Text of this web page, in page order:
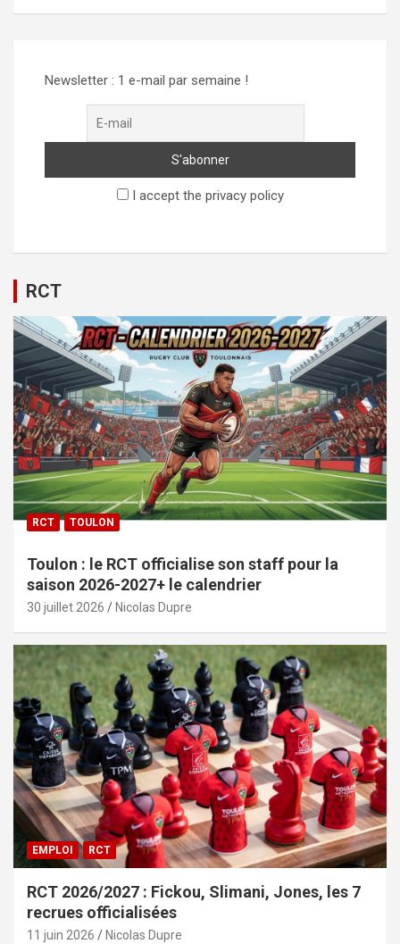
Newsletter : 1 e-mail par semaine !
I accept the privacy policy
RCT
RCT TOULON
Toulon : le RCT officialise son staff pour la
saison 2026-2027+ le calendrier
30 juillet 2026 Nicolas Dupre
EMPLOI RCT
RCT 2026/2027 : Fickou, Slimani, Jones, les 7
recrues officialisées
11 juin 2026 Nicolas Dupre